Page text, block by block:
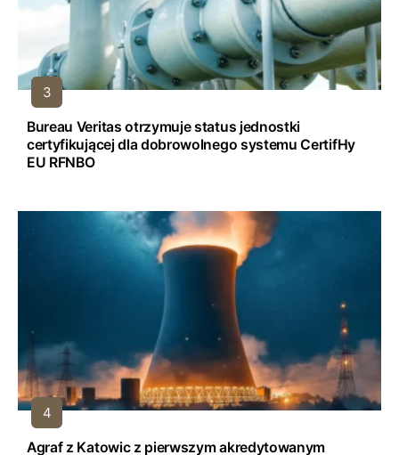
Bureau Veritas otrzymuje status jednostki
certyfikującej dla dobrowolnego systemu CertifHy
EU RFNBO
Agraf z Katowic z pierwszym akredytowanym